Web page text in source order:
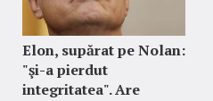
Elon, supărat pe Nolan:
"şi-a pierdut
integritatea". Are